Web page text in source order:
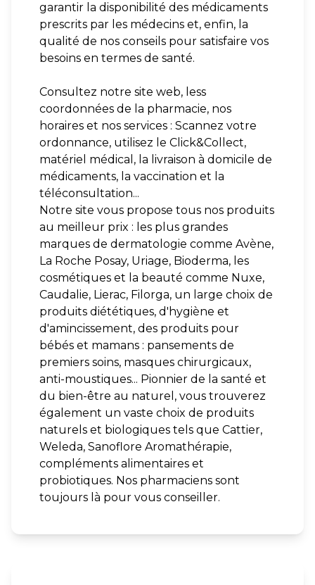
garantir la disponibilité des médicaments
prescrits par les médecins et, enfin, la
qualité de nos conseils pour satisfaire vos
besoins en termes de santé.
Consultez notre site web, less
coordonnées de la pharmacie, nos
horaires et nos services : Scannez votre
ordonnance, utilisez le Click&Collect,
matériel médical, la livraison à domicile de
médicaments, la vaccination et la
téléconsultation...
Notre site vous propose tous nos produits
au meilleur prix : les plus grandes
marques de dermatologie comme Avène,
La Roche Posay, Uriage, Bioderma, les
cosmétiques et la beauté comme Nuxe,
Caudalie, Lierac, Filorga, un large choix de
produits diététiques, d'hygiène et
d'amincissement, des produits pour
bébés et mamans : pansements de
premiers soins, masques chirurgicaux,
anti-moustiques... Pionnier de la santé et
du bien-être au naturel, vous trouverez
également un vaste choix de produits
naturels et biologiques tels que Cattier,
Weleda, Sanoflore Aromathérapie,
compléments alimentaires et
probiotiques. Nos pharmaciens sont
toujours là pour vous conseiller.